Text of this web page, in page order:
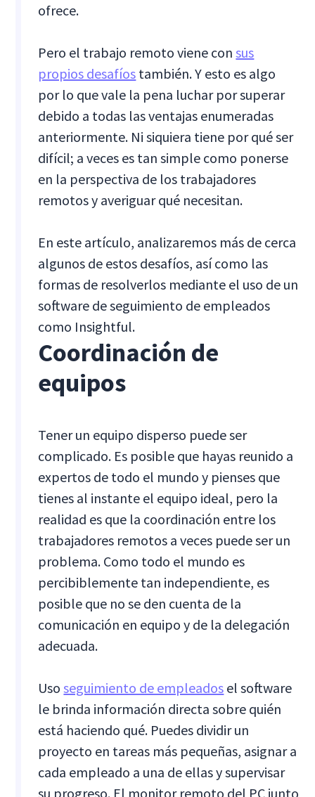
ofrece.
Pero el trabajo remoto viene consus
propios desafíos también. Y esto es algo
por lo que vale la pena luchar por superar
debido a todas las ventajas enumeradas
anteriormente. Ni siquiera tiene por qué ser
difícil; a veces es tan simple como ponerse
en la perspectiva de los trabajadores
remotos y averiguar qué necesitan.
En este artículo, analizaremos más de cerca
algunos de estos desafíos, así como las
formas de resolverlos mediante el uso de un
software de seguimiento de empleados
como Insightful.
Coordinación de
equipos
Tener un equipo disperso puede ser
complicado. Es posible que hayas reunido a
expertos de todo el mundo y pienses que
tienes al instante el equipo ideal, pero la
realidad es que la coordinación entre los
trabajadores remotos a veces puede ser un
problema. Como todo el mundo es
percibiblemente tan independiente, es
posible que no se den cuenta de la
comunicación en equipo y de la delegación
adecuada.
Usoseguimiento de empleados el software
le brinda información directa sobre quién
está haciendo qué. Puedes dividir un
proyecto en tareas más pequeñas, asignar a
cada empleado a una de ellas y supervisar
su progreso. El monitor remoto del PC junto